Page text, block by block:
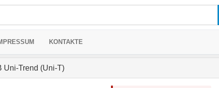
KONTAKTE
Uni-Trend (Uni-T)